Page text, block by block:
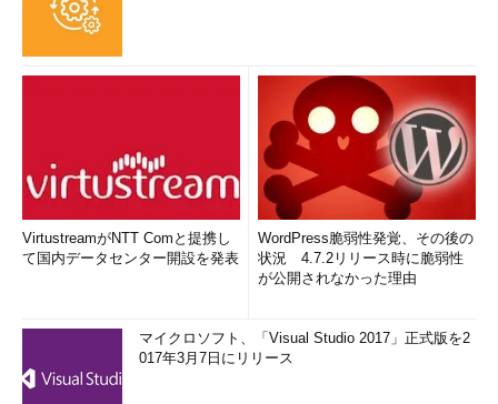
VirtustreamがNTT Comと提携し
て国内データセンター開設を発表
WordPress脆弱性発覚、その後の
状況 4.7.2リリース時に脆弱性
が公開されなかった理由
マイクロソフト、「Visual Studio 2017」正式版を2
017年3月7日にリリース